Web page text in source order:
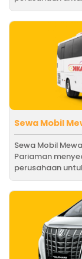
Sewa Mobil
Sewa Mobil
Pariaman
perusahaan